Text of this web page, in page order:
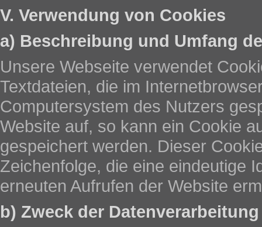
V. Verwendung von Cookies
a) Beschreibung und Umfang
Unsere Webseite verwendet
Textdateien, die im
Computersystem des Nutzers
Website auf, so kann ein Cookie
gespeichert werden. Dieser
Zeichenfolge, die eine eindeutige
erneuten Aufrufen der Website
b) Zweck der Datenverarbeitung